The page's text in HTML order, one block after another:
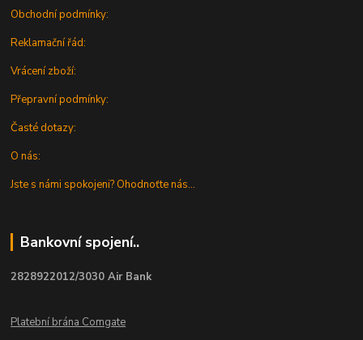
Obchodní podmínky:
Reklamační řád:
Vrácení zboží:
Přepravní podmínky:
Časté dotazy:
O nás:
Jste s námi spokojeni? Ohodnoťte nás...
Bankovní spojení..
2828922012/3030 Air Bank
Platební brána Comgate